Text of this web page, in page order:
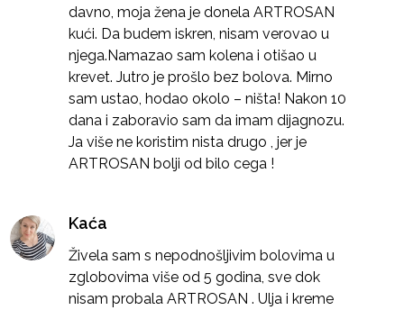
davno, moja žena je donela ARTROSAN
kući. Da budem iskren, nisam verovao u
njega.Namazao sam kolena i otišao u
krevet. Jutro je prošlo bez bolova. Mirno
sam ustao, hodao okolo – ništa! Nakon 10
dana i zaboravio sam da imam dijagnozu.
Ja više ne koristim nista drugo , jer je
ARTROSAN bolji od bilo cega !
Kaća
Živela sam s nepodnošljivim bolovima u
zglobovima više od 5 godina, sve dok
nisam probala ARTROSAN . Ulja i kreme